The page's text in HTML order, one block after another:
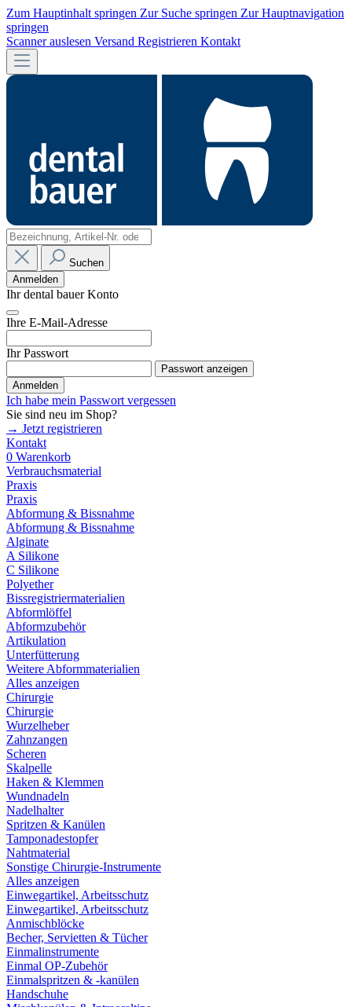
Zum Hauptinhalt springen Zur Suche springen Zur Hauptnavigation
springen
Scanner auslesen Versand Registrieren Kontakt
Suchen
Anmelden
Ihr dental bauer Konto
Ihre E-Mail-Adresse
Ihr Passwort
Passwort anzeigen
Anmelden
Ich habe mein Passwort vergessen
Sie sind neu im Shop?
→ Jetzt registrieren
Kontakt
0 Warenkorb
Verbrauchsmaterial
Praxis
Praxis
Abformung & Bissnahme
Abformung & Bissnahme
Alginate
A Silikone
C Silikone
Polyether
Bissregistriermaterialien
Abformlöffel
Abformzubehör
Artikulation
Unterfütterung
Weitere Abformmaterialien
Alles anzeigen
Chirurgie
Chirurgie
Wurzelheber
Zahnzangen
Scheren
Skalpelle
Haken & Klemmen
Wundnadeln
Nadelhalter
Spritzen & Kanülen
Tamponadestopfer
Nahtmaterial
Sonstige Chirurgie-Instrumente
Alles anzeigen
Einwegartikel, Arbeitsschutz
Einwegartikel, Arbeitsschutz
Anmischblöcke
Becher, Servietten & Tücher
Einmalinstrumente
Einmal OP-Zubehör
Einmalspritzen & -kanülen
Handschuhe